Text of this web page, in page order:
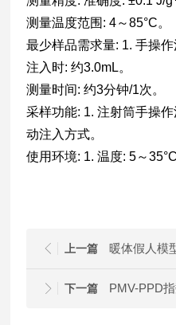
测量温度范围: 4～85°C。
最少样品需求量: 1. 手操
注入时: 约3.0mL。
测量时间: 约3分钟/1次。
采样功能: 1. 注射筒手操
动注入方式。
使用环境: 1. 温度: 5～
上一篇
下一篇 PMV-PPD